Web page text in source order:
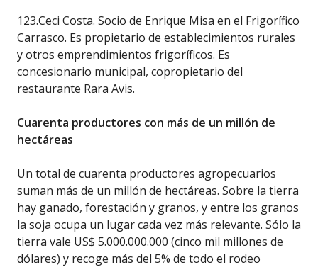
123.Ceci Costa. Socio de Enrique Misa en el Frigorífico
Carrasco. Es propietario de establecimientos rurales
y otros emprendimientos frigoríficos. Es
concesionario municipal, copropietario del
restaurante Rara Avis.
Cuarenta productores con más de un millón de
hectáreas
Un total de cuarenta productores agropecuarios
suman más de un millón de hectáreas. Sobre la tierra
hay ganado, forestación y granos, y entre los granos
la soja ocupa un lugar cada vez más relevante. Sólo la
tierra vale US$ 5.000.000.000 (cinco mil millones de
dólares) y recoge más del 5% de todo el rodeo